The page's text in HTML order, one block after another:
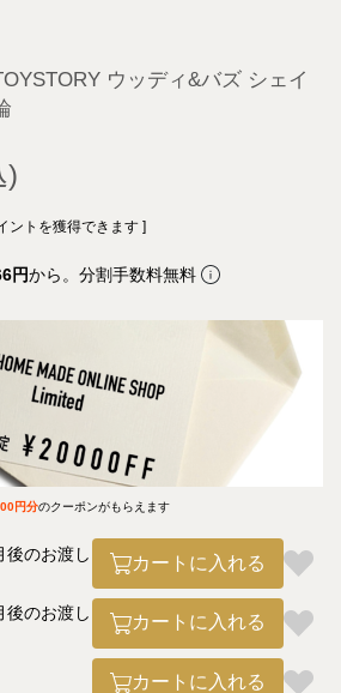
ウッディ&バズ シェイ
ントを獲得できます ]
円から。分割手数料無料
円分のクーポンがもらえます
後のお渡し カートに入れる
後のお渡し カートに入れる
カートに入れる